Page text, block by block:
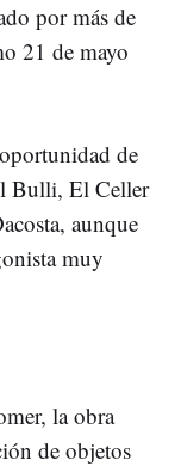
por más de
21 de mayo
de
Bulli, El Celler
aunque
muy
la obra
de objetos